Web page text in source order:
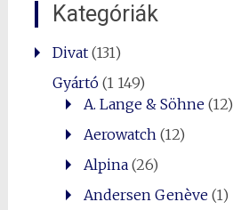
Kategóriák
Divat(131)
Gyártó(1 149)
A. Lange & Söhne(12)
Aerowatch(12)
Alpina(26)
Andersen Genève(1)